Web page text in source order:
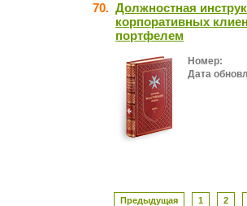
70. Должностная
корпоративных
портфелем
Номер:
Дата
Предыдущая 1 2